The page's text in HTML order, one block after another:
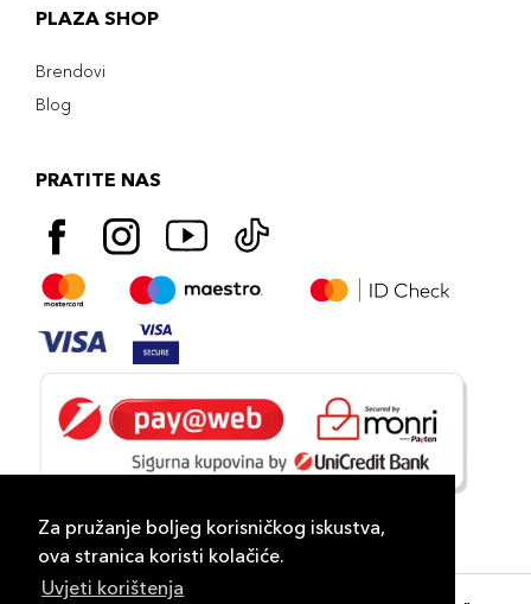
Za pružanje boljeg korisničkog iskustva,
ova stranica koristi kolačiće.
Uvjeti korištenja
PLAZA SHOP
Brendovi
Blog
PRATITE NAS